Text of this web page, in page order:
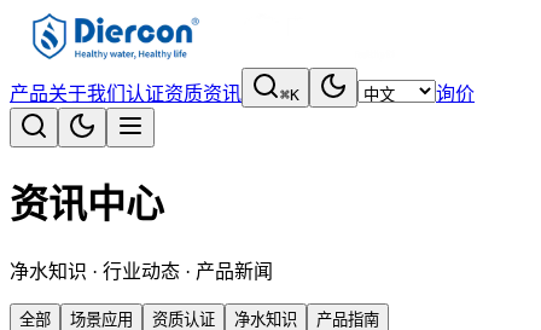
产品关于我们 认证资质资讯 ⌘K 询价
资讯中心
净水知识 · 行业动态 · 产品新闻
全部 场景应用 资质认证 净水知识 产品指南